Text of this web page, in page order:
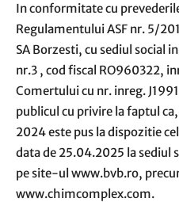
In conformitate cu
Regulamentului ASF nr. 5/
SA Borzesti, cu sediul social
nr.3 , cod fiscal RO960322,
Comertului cu nr. inreg.
publicul cu privire la faptul
2024 este pus la dispozitie
data de 25.04.2025 la
pe site-ul www.bvb.ro,
www.chimcomplex.com.